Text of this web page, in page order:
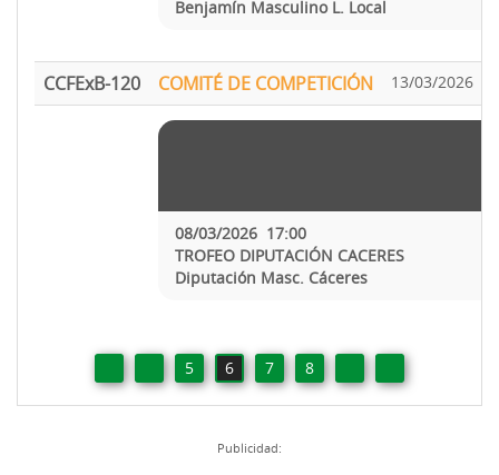
Benjamín Masculino L. Local
CCFExB-120 COMITÉ DE COMPETICIÓN 13/03/2026
08/03/2026 17:00
TROFEO DIPUTACIÓN CACERES
Diputación Masc. Cáceres
5 6 7 8
Publicidad: